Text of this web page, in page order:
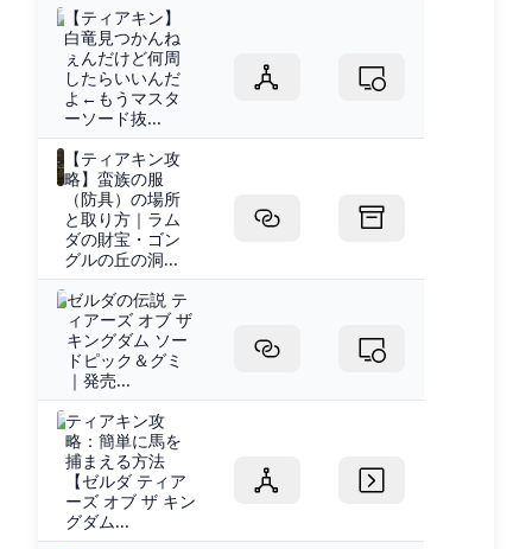
【ティアキン】
白竜見つかんね
ぇんだけど何周
したらいいんだ
よ←もうマスタ
ーソード抜...
【ティアキン攻
略】蛮族の服
（防具）の場所
と取り方｜ラム
ダの財宝・ゴン
グルの丘の洞...
ゼルダの伝説 テ
ィアーズ オブ ザ
キングダム ソー
ドピック＆グミ
｜発売...
ティアキン攻
略：簡単に馬を
捕まえる方法
【ゼルダ ティア
ーズ オブ ザ キン
グダム...